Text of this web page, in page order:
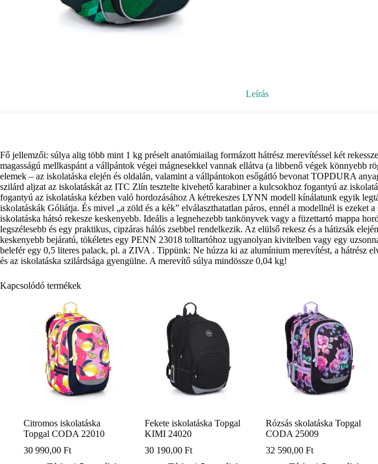
Leírás
Fő jellemzői: súlya alig több mint 1 kg préselt anatómiailag formázott hátrész merevítéssel két
magasságú mellkaspánt a vállpántok végei mágnesekkel vannak ellátva (a libbenő végek könnyebb
elemek – az iskolatáska elején és oldalán, valamint a vállpántokon esőgátló bevonat TOPDURA
szilárd aljzat az iskolatáskát az ITC Zlín tesztelte kivehető karabiner a kulcsokhoz fogantyú az
fogantyú az iskolatáska kézben való hordozásához A kétrekeszes LYNN modell kínálatunk egyik
iskolatáskák Góliátja. És mivel „a zöld és a kék” elválaszthatatlan páros, ennél a modellnél is ezeket
iskolatáska hátsó rekesze keskenyebb. Ideális a legnehezebb tankönyvek vagy a füzettartó mappa
legszélesebb és egy praktikus, cipzáras hálós zsebbel rendelkezik. Az elülső rekesz és a hátizsák
keskenyebb bejáratú, tökéletes egy PENN 23018 tolltartóhoz ugyanolyan kivitelben vagy egy
belefér egy 0,5 literes palack, pl. a ZIVA . Tippünk: Ne húzza ki az alumínium merevítést, a hátrész
és az iskolatáska szilárdsága gyengülne. A merevítő súlya mindössze 0,04 kg!
Kapcsolódó termékek
Citromos iskolatáska
Topgal CODA 22010
30 990,00 Ft
Fekete iskolatáska Topgal
KIMI 24020
30 190,00Ft
Rózsás skolatáska Topgal
CODA 25009
32 590,00Ft